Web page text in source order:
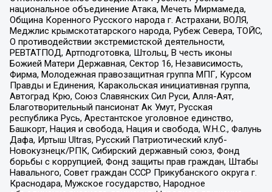
национальное объединение Атака, Мечеть Мирмамеда,
Община Коренного Русского народа г. Астрахани, ВОЛЯ,
Меджлис крымскотатарского народа, Рубеж Севера, ТОЙС,
О противодействии экстремистской деятельности,
РЕВТАТПОД, Артподготовка, Штольц, В честь иконы
Божией Матери Державная, Сектор 16, Независимость,
Фирма, Молодежная правозащитная группа МПГ, Курсом
Правды и Единения, Каракольская инициативная группа,
Автоград Крю, Союз Славянских Сил Руси, Алля-Аят,
Благотворительный пансионат Ак Умут, Русская
республика Русь, Арестантское уголовное единство,
Башкорт, Нация и свобода, Нация и свобода, W.H.С., Фалунь
Дафа, Иртыш Ultras, Русский Патриотический клуб-
Новокузнецк/РПК, Сибирский державный союз, Фонд
борьбы с коррупцией, Фонд защиты прав граждан, Штабы
Навального, Совет граждан СССР Прикубанского округа г.
Краснодара, Мужское государство, Народное